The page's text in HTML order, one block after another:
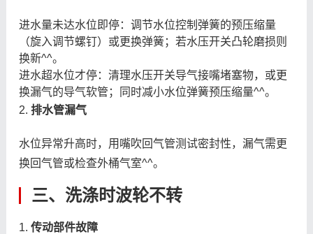
进水量未达水位即停：调节水位控制弹簧的预压缩量
（旋入调节螺钉）或更换弹簧；若水压开关凸轮磨损则
换新^^。
进水超水位才停：清理水压开关导气接嘴堵塞物，或更
换漏气的导气软管；同时减小水位弹簧预压缩量^^。
2. 排水管漏气
水位异常升高时，用嘴吹回气管测试密封性，漏气需更
换回气管或检查外桶气室^^。
三、洗涤时波轮不转
1. 传动部件故障